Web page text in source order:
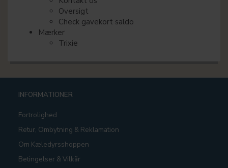
Oversigt
Check gavekort saldo
Mærker
Trixie
INFORMATIONER
Fortrolighed
Retur, Ombytning & Reklamation
Om Kæledyrsshoppen
Betingelser & Vilkår